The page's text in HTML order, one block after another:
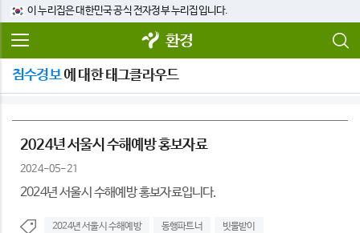
이 누리집은 대한민국 공식 전자정부 누리집입니다.
환경
침수경보에 대한 태그클라우드
2024년 서울시 수해예방 홍보자료
2024-05-21
2024년 서울시 수해예방 홍보자료입니다.
2024년 서울시 수해예방 동행파트너 빗물받이